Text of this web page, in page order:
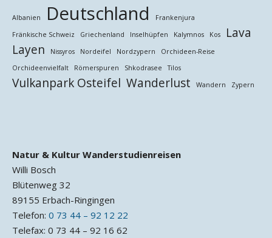
Albanien Deutschland
Frankenjura
Fränkische Schweiz
Griechenland Inselhüpfen Kalymnos Kos
Lava
Layen
Nissyros Nordeifel Nordzypern
Orchideen-Reise
Orchideenvielfalt
Römerspuren Shkodrasee Tilos
Vulkanpark Osteifel Wanderlust Wandern Zypern
Natur & Kultur Wanderstudienreisen
Willi Bosch
Blütenweg 32
89155 Erbach-Ringingen
Telefon: 0 73 44 – 92 12 22
Telefax: 0 73 44 – 92 16 62